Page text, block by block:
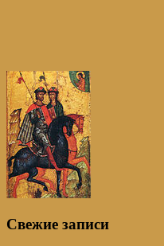
Свежие записи